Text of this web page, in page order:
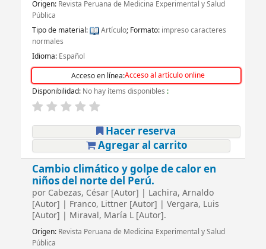
Origen: Revista Peruana de Medicina Experimental y Salud
Pública
Tipo de material:
Artículo; Formato: impreso caracteres
normales
Idioma: Español
Acceso en línea:Acceso al artículo online
Disponibilidad: No hay ítems disponibles :
Hacer reserva
Agregar al carrito
Cambio climático y golpe de calor en
niños del norte del Perú.
por Cabezas, César[Autor] | Lachira, Arnaldo
[Autor] | Franco, Littner[Autor] | Vergara, Luis
[Autor] | Miraval, María L[Autor].
Origen: Revista Peruana de Medicina Experimental y Salud
Pública